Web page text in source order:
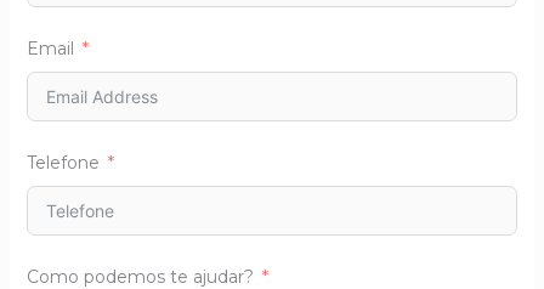
Email
Telefone
Como podemos te ajudar?